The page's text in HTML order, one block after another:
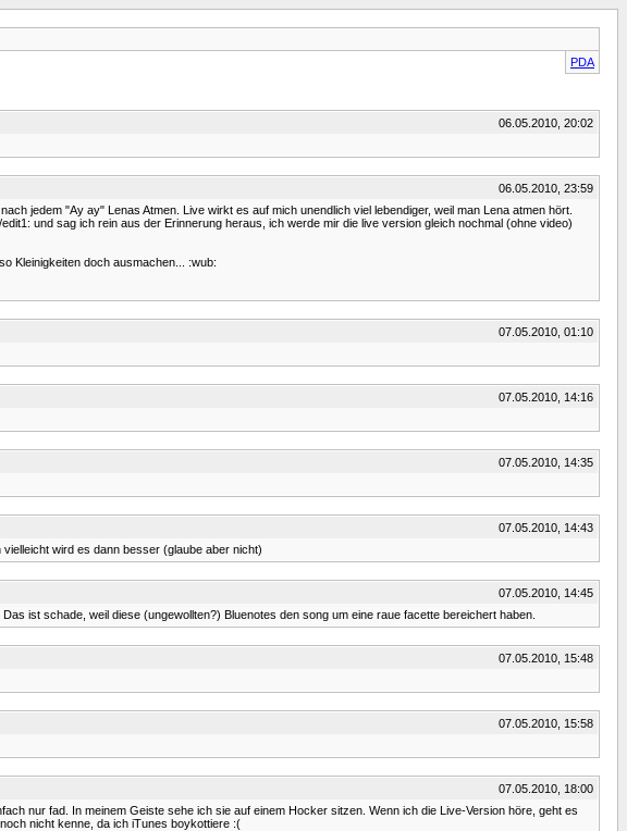
PDA
06.05.2010, 20:02
06.05.2010, 23:59
jedem "Ay ay" Lenas Atmen. Live wirkt es auf mich unendlich viel lebendiger, weil man Lena atmen hört.
und sag ich rein aus der Erinnerung heraus, ich werde mir die live version gleich nochmal (ohne video)
Kleinigkeiten doch ausmachen... :wub:
07.05.2010, 01:10
07.05.2010, 14:16
07.05.2010, 14:35
07.05.2010, 14:43
wird es dann besser (glaube aber nicht)
07.05.2010, 14:45
ist schade, weil diese (ungewollten?) Bluenotes den song um eine raue facette bereichert haben.
07.05.2010, 15:48
07.05.2010, 15:58
07.05.2010, 18:00
nur fad. In meinem Geiste sehe ich sie auf einem Hocker sitzen. Wenn ich die Live-Version höre, geht es
nicht kenne, da ich iTunes boykottiere :(